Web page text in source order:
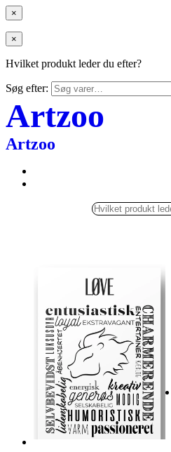
×
×
Hvilket produkt leder du efter?
Søg efter:
Artzoo
Artzoo